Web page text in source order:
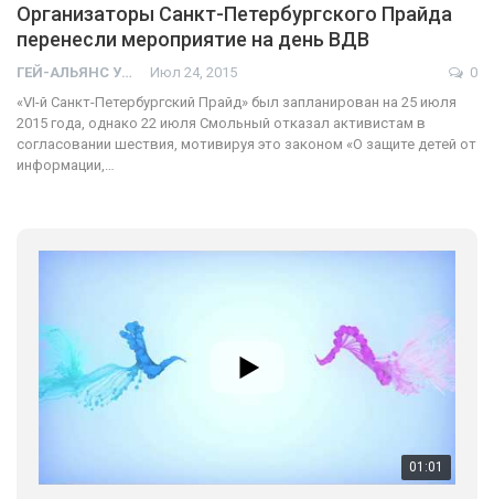
Организаторы Санкт-Петербургского Прайда
перенесли мероприятие на день ВДВ
ГЕЙ-АЛЬЯНС УКРАИНА Июл 24, 2015
0
«VI-й Санкт-Петербургский Прайд» был запланирован на 25 июля
2015 года, однако 22 июля Смольный отказал активистам в
согласовании шествия, мотивируя это законом «О защите детей от
информации,…
01:01